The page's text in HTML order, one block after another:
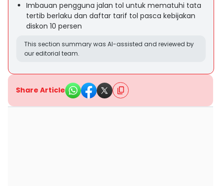
Imbauan pengguna jalan tol untuk mematuhi tata
tertib berlaku dan daftar tarif tol pasca kebijakan
diskon 10 persen
This section summary was AI-assisted and reviewed by
our editorial team.
Share Article